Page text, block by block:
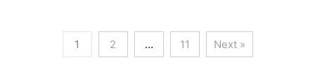
1 2 … 11 Next »